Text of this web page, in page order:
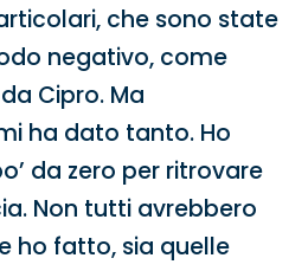
che sono state
negativo, come
Cipro. Ma
ha dato tanto. Ho
da zero per ritrovare
Non tutti avrebbero
ho fatto, sia quelle